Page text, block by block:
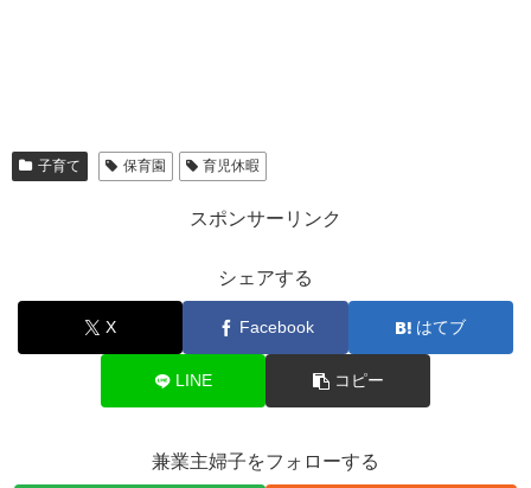
子育て 保育園 育児休暇
スポンサーリンク
シェアする
X Facebook はてブ
LINE コピー
兼業主婦子をフォローする